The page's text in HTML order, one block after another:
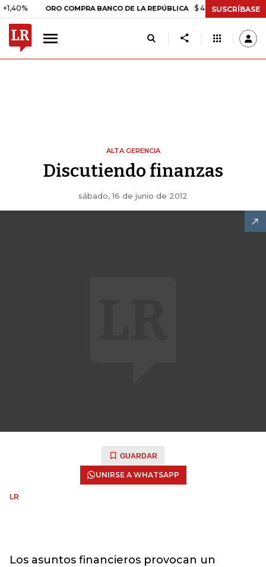
ORO COMPRA BANCO DE LA REPÚBLICA $ 408.498,97 +$
SUSCRÍBASE
ALTA GERENCIA
Discutiendo finanzas
sábado, 16 de junio de 2012
GUARDAR
UNIRSE A WHATSAPP
LR
Los asuntos financieros provocan un